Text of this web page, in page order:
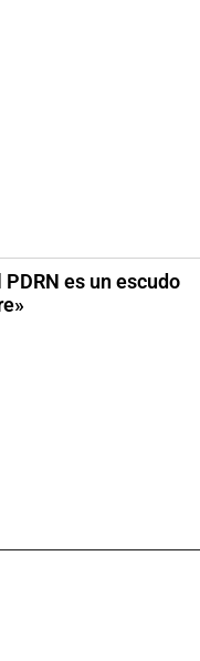
es un escudo